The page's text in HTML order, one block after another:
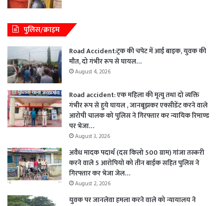
पुलिस/क्राइम
Road Accident:ट्रक की चपेट में आई बाइक, युवक की
मौत, दो गंभीर रूप से घायल…
August 4, 2026
Road accident: एक महिला की मृत्यु तथा दो व्यक्ति
गंभीर रूप से हुये घायल , जानबूझकर एक्सीडेंट करने वाले
आरोपी चालक को पुलिस ने गिरफ्तार कर न्यायिक रिमाण्ड
पर भेजा…
August 3, 2026
अवैध मादक पदार्थ (दस किलो 500 ग्राम) गांजा तस्करी
करने वाले 5 आरोपियो को तीन बाईक सहित पुलिस ने
गिरफ्तार कर भेजा जेल…
August 2, 2026
युवक पर जानलेवा हमला करने वाले को न्यायालय ने